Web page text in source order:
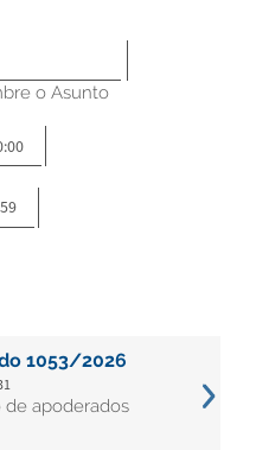
o Asunto
1053/2026
apoderados